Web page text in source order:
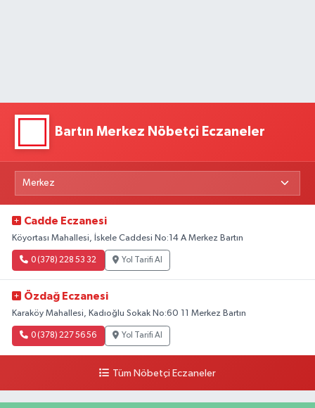
Bartın Merkez Nöbetçi Eczaneler
Cadde Eczanesi
Köyortası Mahallesi, İskele Caddesi No:14 A Merkez Bartın
0 (378) 228 53 32 Yol Tarifi Al
Özdağ Eczanesi
Karaköy Mahallesi, Kadıoğlu Sokak No:60 11 Merkez Bartın
0 (378) 227 56 56 Yol Tarifi Al
Tüm Nöbetçi Eczaneler